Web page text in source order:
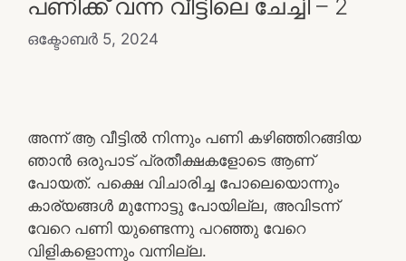
പണിക്ക് വന്ന വീട്ടിലെ ചേച്ചി – 2
ഒക്ടോബർ 5, 2024
അന്ന് ആ വീട്ടിൽ നിന്നും പണി കഴിഞ്ഞിറങ്ങിയ
ഞാൻ ഒരുപാട് പ്രതീക്ഷകളോടെ ആണ്
പോയത്. പക്ഷെ വിചാരിച്ച പോലെയൊന്നും
കാര്യങ്ങൾ മുന്നോട്ടു പോയില്ല, അവിടന്ന്
വേറെ പണി യുണ്ടെന്നു പറഞ്ഞു വേറെ
വിളികളൊന്നും വന്നില്ല.